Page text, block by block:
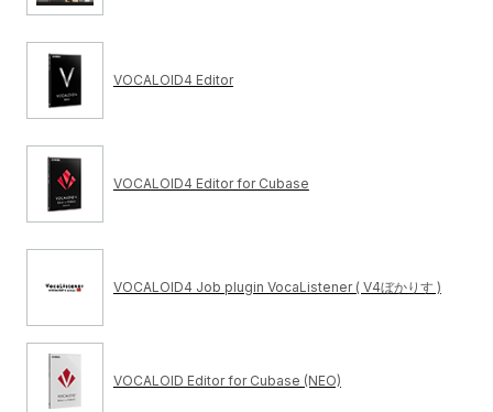
VOCALOID4 Editor
VOCALOID4 Editor for Cubase
VOCALOID4 Job plugin VocaListener ( V4ぼかりす )
VOCALOID Editor for Cubase (NEO)